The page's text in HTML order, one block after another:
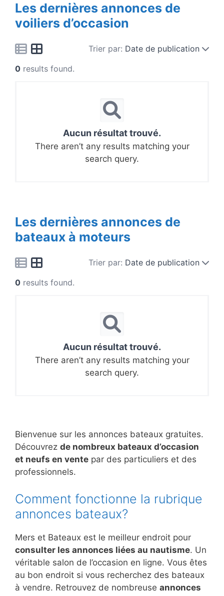
Les dernières annonces de
voiliers d’occasion
Trier par: Date de publication
0 results found.
Aucun résultat trouvé.
There aren’t any results matching your
search query.
Les dernières annonces de
bateaux à moteurs
Trier par: Date de publication
0 results found.
Aucun résultat trouvé.
There aren’t any results matching your
search query.
Bienvenue sur les annonces bateaux gratuites.
Découvrez de nombreux bateaux d’occasion
et neufs en vente par des particuliers et des
professionnels.
Comment fonctionne la rubrique
annonces bateaux?
Mers et Bateaux est le meilleur endroit pour
consulter les annonces liées au nautisme. Un
véritable salon de l’occasion en ligne. Vous êtes
au bon endroit si vous recherchez des bateaux
à vendre. Retrouvez de nombreuse annonces